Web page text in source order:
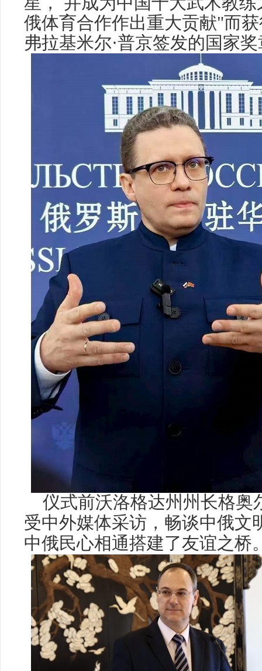
俄体育合作作出重大贡献"而
弗拉基米尔·普京签发的国家
仪式前沃洛格达州州长格奥
受中外媒体采访，畅谈中俄文
中俄民心相通搭建了友谊之桥